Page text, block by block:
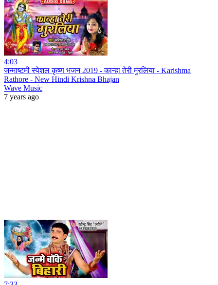
4:03
जन्माष्टमी स्पेशल कृष्ण भजन 2019 - कान्हा तेरी मुरलिया - Karishma
Rathore - New Hindi Krishna Bhajan
Wave Music
7 years ago